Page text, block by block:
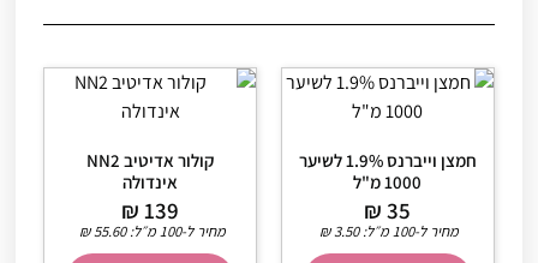
חמצן וייברנס 1.9% לשיער
1000 מ"ל
₪35
מחיר ל-100 מ״ל: ₪3.50
קולור אדיטיב NN2
אינדולה
₪139
מחיר ל-100 מ״ל: ₪55.60